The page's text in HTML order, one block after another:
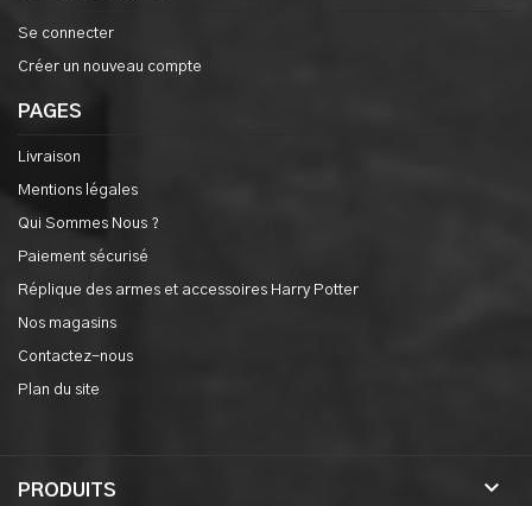
Se connecter
Créer un nouveau compte
PAGES
Livraison
Mentions légales
Qui Sommes Nous ?
Paiement sécurisé
Réplique des armes et accessoires Harry Potter
Nos magasins
Contactez-nous
Plan du site
PRODUITS 